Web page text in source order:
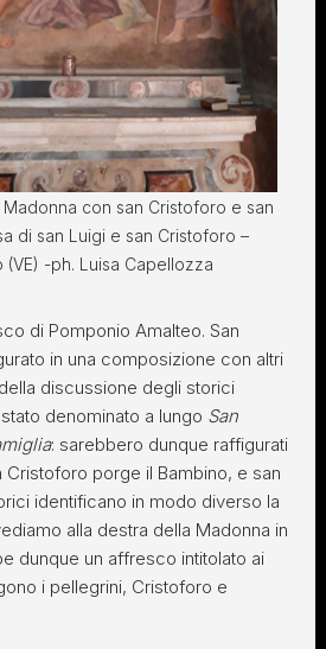
con san Cristoforo e san
di san Luigi e san Cristoforo –
(VE) -ph. Luisa Capellozza
di Pomponio Amalteo. San
in una composizione con altri
discussione degli storici
denominato a lungo San
: sarebbero dunque raffigurati
Cristoforo porge il Bambino, e san
identificano in modo diverso la
alla destra della Madonna in
dunque un affresco intitolato ai
i pellegrini, Cristoforo e